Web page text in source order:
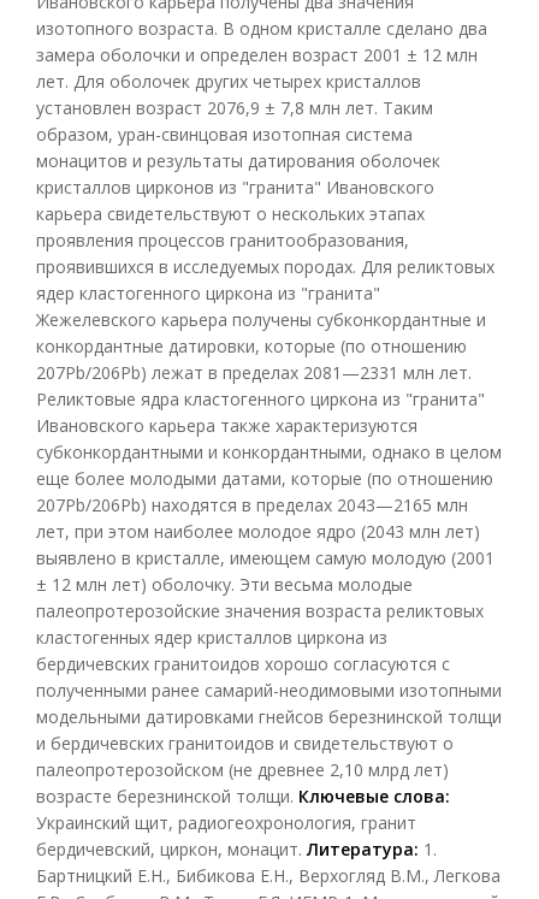
изотопного возраста. В одном кристалле сделано два
замера оболочки и определен возраст 2001 ± 12 млн
лет. Для оболочек других четырех кристаллов
установлен возраст 2076,9 ± 7,8 млн лет. Таким
образом, уран-свинцовая изотопная система
монацитов и результаты датирования оболочек
кристаллов цирконов из "гранита" Ивановского
карьера свидетельствуют о нескольких этапах
проявления процессов гранитообразования,
проявившихся в исследуемых породах. Для реликтовых
ядер кластогенного циркона из "гранита"
Жежелевского карьера получены субконкордантные и
конкордантные датировки, которые (по отношению
207Pb/206Pb) лежат в пределах 2081—2331 млн лет.
Реликтовые ядра кластогенного циркона из "гранита"
Ивановского карьера также характеризуются
субконкордантными и конкордантными, однако в целом
еще более молодыми датами, которые (по отношению
207Pb/206Pb) находятся в пределах 2043—2165 млн
лет, при этом наиболее молодое ядро (2043 млн лет)
выявлено в кристалле, имеющем самую молодую (2001
± 12 млн лет) оболочку. Эти весьма молодые
палеопротерозойские значения возраста реликтовых
кластогенных ядер кристаллов циркона из
бердичевских гранитоидов хорошо согласуются с
полученными ранее самарий-неодимовыми изотопными
модельными датировками гнейсов березнинской толщи
и бердичевских гранитоидов и свидетельствуют о
палеопротерозойском (не древнее 2,10 млрд лет)
возрасте березнинской толщи. Ключевые слова:
Украинский щит, радиогеохронология, гранит
бердичевский, циркон, монацит.Литература: 1.
Бартницкий Е.Н., Бибикова Е.Н., Верхогляд В.М., Легкова